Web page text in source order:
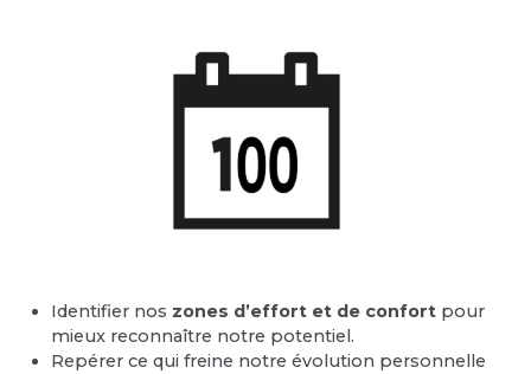
Identifier nos zones d’effort et de confort pour
mieux reconnaître notre potentiel.
Repérer ce qui freine notre évolution personnelle